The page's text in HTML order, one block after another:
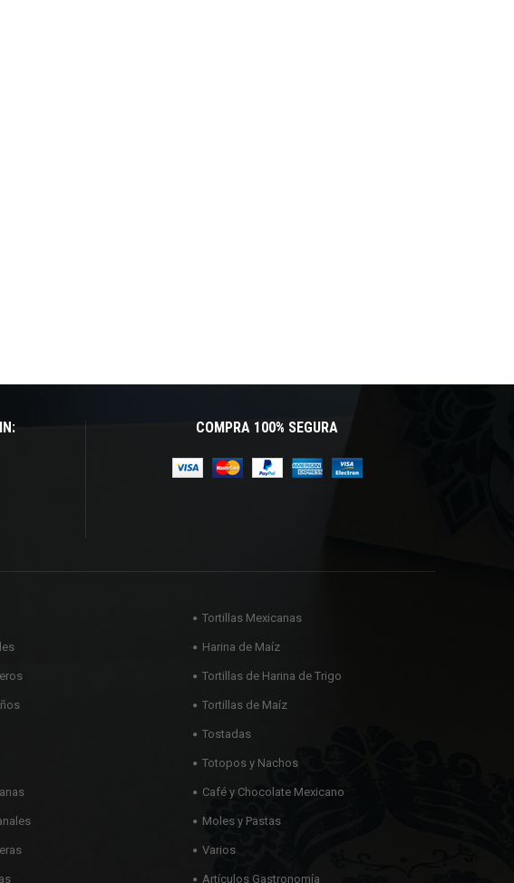
COMPRA 100% SEGURA
Tortillas Mexicanas
Harina de Maíz
Tortillas de Harina de Trigo
Tortillas de Maíz
Tostadas
Totopos y Nachos
Café y Chocolate Mexicano
Moles y Pastas
Varios
Artículos Gastronomía